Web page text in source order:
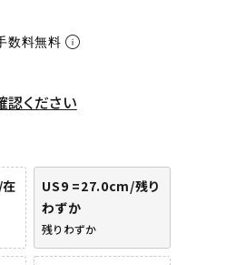
数料無料
認ください
US9 =27.0cm/残り
わずか
残りわずか